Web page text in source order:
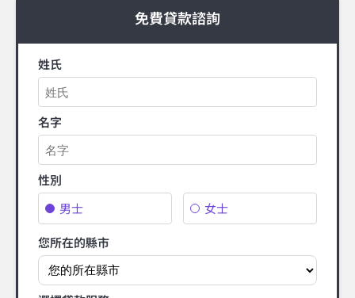
免費貸款諮詢
姓氏
名字
性別
男士
女士
您所在的縣市